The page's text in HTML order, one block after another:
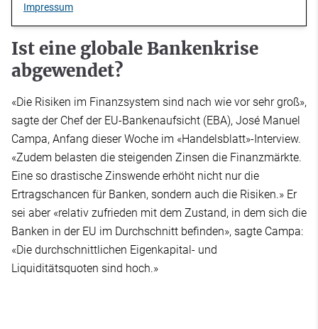
Impressum
Ist eine globale Bankenkrise
abgewendet?
«Die Risiken im Finanzsystem sind nach wie vor sehr groß»,
sagte der Chef der EU-Bankenaufsicht (EBA), José Manuel
Campa, Anfang dieser Woche im «Handelsblatt»-Interview.
«Zudem belasten die steigenden Zinsen die Finanzmärkte.
Eine so drastische Zinswende erhöht nicht nur die
Ertragschancen für Banken, sondern auch die Risiken.» Er
sei aber «relativ zufrieden mit dem Zustand, in dem sich die
Banken in der EU im Durchschnitt befinden», sagte Campa:
«Die durchschnittlichen Eigenkapital- und
Liquiditätsquoten sind hoch.»